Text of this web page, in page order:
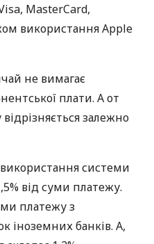
MasterCard,
використання Apple
не вимагає
плати. А от
залежно
системи
від суми платежу.
платежу з
іноземних банків. А,